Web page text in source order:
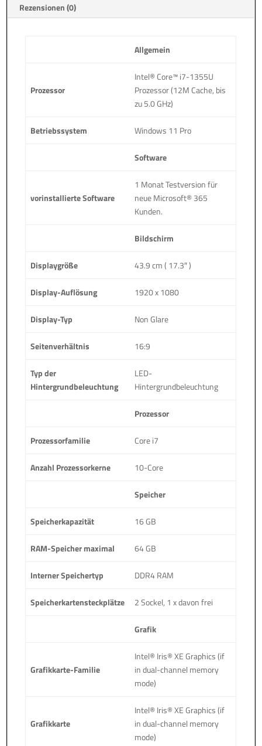
:
Rezensionen (0)
Allgemein
Prozessor
Intel® Core™ i7-1355U
Prozessor (12M Cache, bis
zu 5.0 GHz)
Betriebssystem Windows 11 Pro
Software
vorinstallierte Software
1 Monat Testversion für
neue Microsoft® 365
Kunden.
Bildschirm
Displaygröße 43.9 cm ( 17.3″ )
Display-Auflösung 1920 x 1080
Display-Typ Non Glare
Seitenverhältnis 16:9
Typ der
Hintergrundbeleuchtung
LED-
Hintergrundbeleuchtung
Prozessor
Prozessorfamilie Core i7
Anzahl Prozessorkerne 10-Core
Speicher
Speicherkapazität 16 GB
RAM-Speicher maximal 64 GB
Interner Speichertyp DDR4 RAM
Speicherkartensteckplätze 2 Sockel, 1 x davon frei
Grafik
Grafikkarte-Familie
Intel® Iris® XE Graphics (if
in dual-channel memory
mode)
Grafikkarte
Intel® Iris® XE Graphics (if
in dual-channel memory
mode)